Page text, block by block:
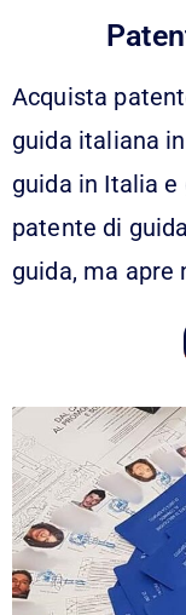
Acquista
guida italiana
guida in Italia
patente di
guida, ma apre